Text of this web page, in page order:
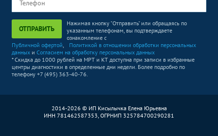
ОТПРАВИТЬ
Нажимая кнопку "Отправить" или обращаясь по
указанным телефонам, вы подтверждаете
ознакомление с
Публичной офертой,
Политикой в отношении обработки персональных
данных и Согласием на обработку персональных данных
* Скидка до 1000 рублей на МРТ и КТ доступна при записи в избранные
центры диагностики в определенные дни недели. Более подробно по
телефону +7 (495) 363-40-76.
2014-2026 © ИП Кисылычка Елена Юрьевна
ИНН 781462587353, ОГРНИП 325784700290281